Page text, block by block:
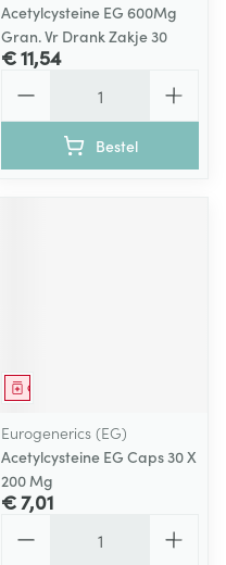
Acetylcysteine EG 600Mg
Gran. Vr Drank Zakje 30
€ 11,54
Bestel
Geneesmiddel
Eurogenerics (EG)
Acetylcysteine EG Caps 30 X
200 Mg
€ 7,01